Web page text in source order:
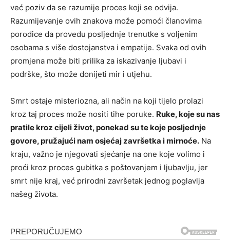
već poziv da se razumije proces koji se odvija.
Razumijevanje ovih znakova može pomoći članovima
porodice da provedu posljednje trenutke s voljenim
osobama s više dostojanstva i empatije. Svaka od ovih
promjena može biti prilika za iskazivanje ljubavi i
podrške, što može donijeti mir i utjehu.
Smrt ostaje misteriozna, ali način na koji tijelo prolazi
kroz taj proces može nositi tihe poruke. Ruke, koje su nas
pratile kroz cijeli život, ponekad su te koje posljednje
govore, pružajući nam osjećaj završetka i mirnoće. Na
kraju, važno je njegovati sjećanje na one koje volimo i
proći kroz proces gubitka s poštovanjem i ljubavlju, jer
smrt nije kraj, već prirodni završetak jednog poglavlja
našeg života.